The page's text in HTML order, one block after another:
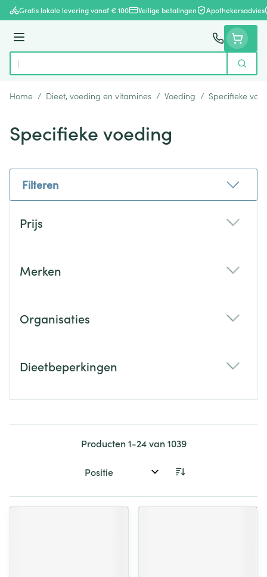
Ga naar de inhoud
Gratis lokale levering vanaf € 100 Veilige betalingen Apothekersadvies
Menu
Product, merk, categorie...
Zoek
Home / Dieet, voeding en vitamines / Voeding / Specifieke
Specifieke voeding
Filteren
Prijs
Merken
Organisaties
Dieetbeperkingen
Producten1-24van1039
Sorteer op: